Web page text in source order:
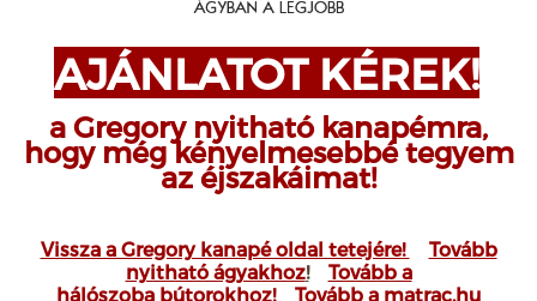
AJÁNLATOT KÉREK!
a Gregory nyitható kanapémra,
hogy még kényelmesebbé tegyem
az éjszakáimat!
Vissza a Gregory kanapé oldal tetejére!
Tovább
nyitható ágyakhoz!
Tovább a
hálószoba bútorokhoz!
Tovább a matrac.hu